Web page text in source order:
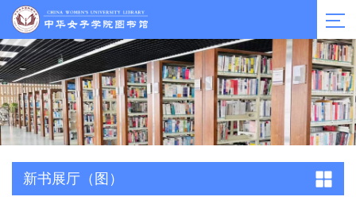
新书展厅（图）